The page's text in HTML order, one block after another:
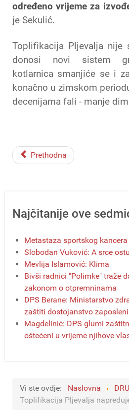
određeno vrijeme za
je Sekulić.
Toplifikacija Pljevalja nije
donosi novi sistem
kotlarnica smanjiće se i
konačno u zimskom
decenijama fali - manje
Prethodna
Najčitanije ove
Metastaza sportskog kancera
Slobodan Vuković: A srce
Mevlija Islamović: Klima
Bivši radnici "Polimke" traže
zakonom o otpremninama
DPS Berane: Ministarstvo
zaštiti dostojanstvo
Magdelinić: DPS glumi
oštećeni u vrijeme njihove
Vi ste ovdje: Naslovna
Toplifikacija Pljevalja